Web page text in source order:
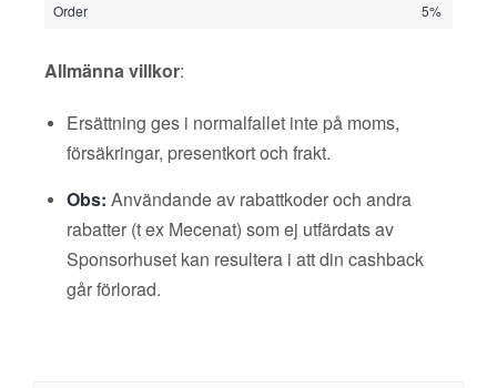
Order 5%
Allmänna villkor:
Ersättning ges i normalfallet inte på moms,
försäkringar, presentkort och frakt.
Obs: Användande av rabattkoder och andra
rabatter (t ex Mecenat) som ej utfärdats av
Sponsorhuset kan resultera i att din cashback
går förlorad.